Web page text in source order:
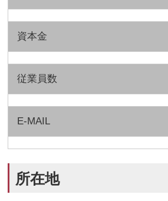
資本金
従業員数
E-MAIL
所在地